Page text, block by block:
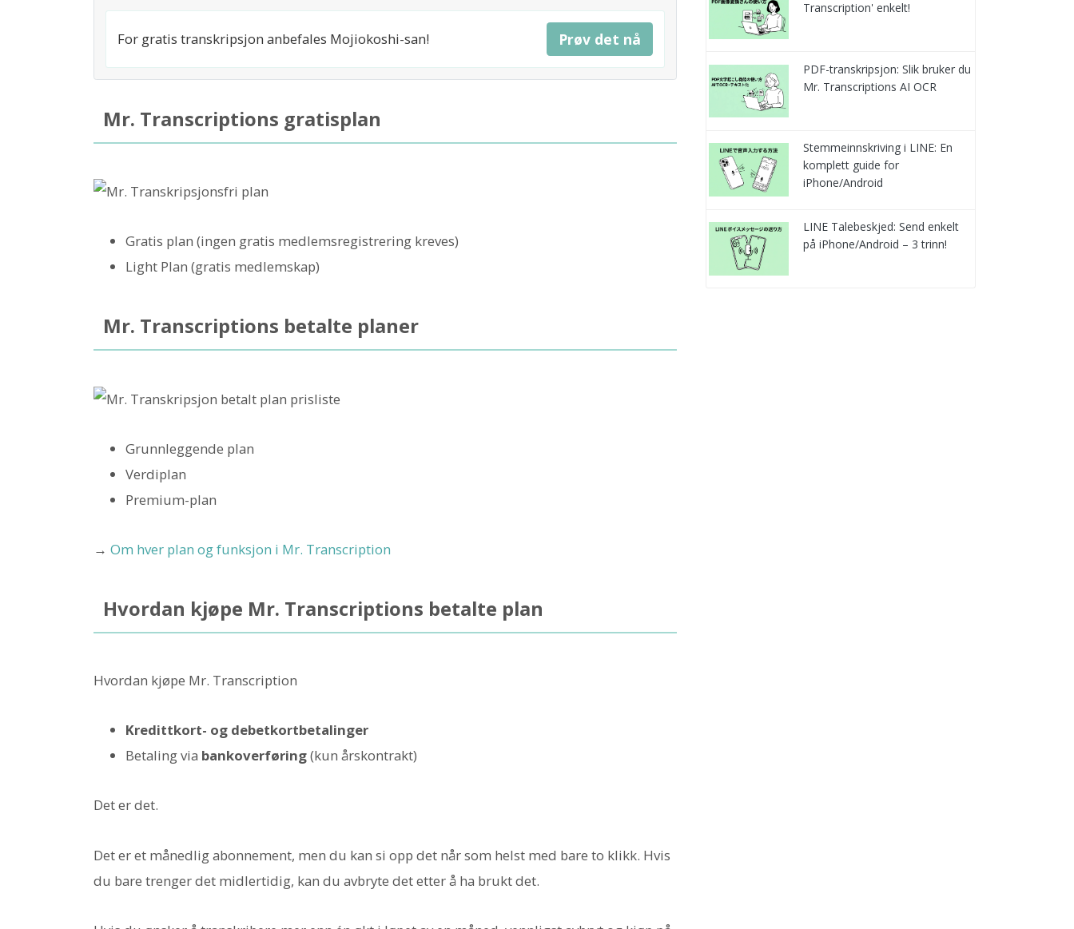
For gratis transkripsjon anbefales Mojiokoshi-san! Prøv det nå
Mr. Transcriptions gratisplan
Gratis plan (ingen gratis medlemsregistrering kreves)
Light Plan (gratis medlemskap)
Mr. Transcriptions betalte planer
Grunnleggende plan
Verdiplan
Premium-plan
→ Om hver plan og funksjon i Mr. Transcription
Hvordan kjøpe Mr. Transcriptions betalte plan
Hvordan kjøpe Mr. Transcription
Kredittkort- og debetkortbetalinger
Betaling via bankoverføring(kun årskontrakt)
Det er det.
Det er et månedlig abonnement, men du kan si opp det når som helst med bare to klikk. Hvis
du bare trenger det midlertidig, kan du avbryte det etter å ha brukt det.
Transcription' enkelt!
PDF-transkripsjon: Slik bruker du
Mr. Transcriptions AI OCR
Stemmeinnskriving i LINE: En
komplett guide for
iPhone/Android
LINE Talebeskjed: Send enkelt
på iPhone/Android – 3 trinn!